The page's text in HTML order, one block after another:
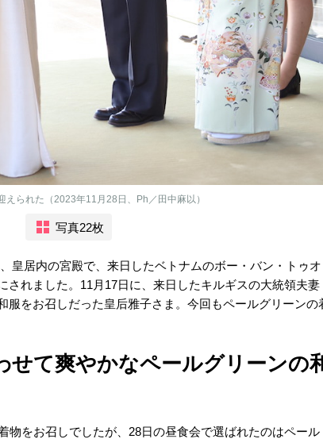
られた（2023年11月28日、Ph／田中麻以）
写真22枚
皇居内の宮殿で、来日したベトナムのボー・バン・トゥオ
されました。11月17日に、来日したキルギスの大統領夫妻
服をお召しだった皇后雅子さま。今回もペールグリーンの
せて爽やかなペールグリーンの
物をお召しでしたが、28日の昼食会で選ばれたのはペール